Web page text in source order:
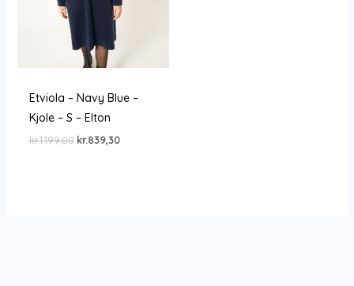
Etviola – Navy Blue –
Kjole – S – Elton
kr.1.199,00 Den
kr.839,30Den